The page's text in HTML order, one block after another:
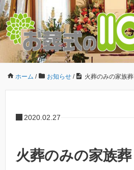
ホーム / お知らせ / 火葬のみの家族葬
2020.02.27
火葬のみの家族葬